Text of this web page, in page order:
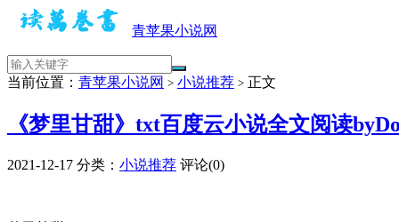
青苹果小说网
当前位置： 青苹果小说网 > 小说推荐 > 正文
《梦里甘甜》txt百度云小说全文阅读
2021-12-17 分类： 小说推荐 评论(0)